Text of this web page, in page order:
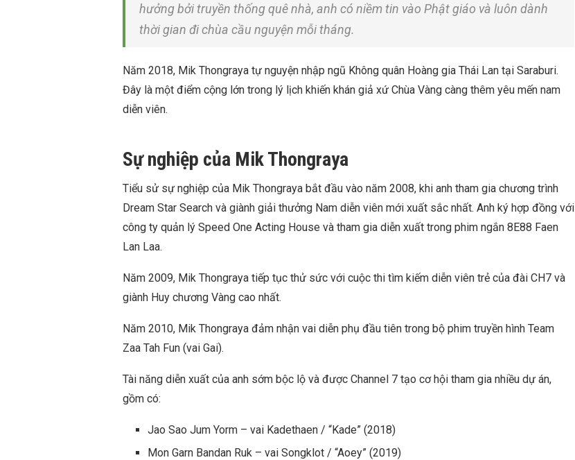
hưởng bởi truyền thống quê nhà, anh có niềm tin vào Phật giáo và luôn dành
thời gian đi chùa cầu nguyện mỗi tháng.
Năm 2018, Mik Thongraya tự nguyện nhập ngũ Không quân Hoàng gia Thái Lan tại Saraburi.
Đây là một điểm cộng lớn trong lý lịch khiến khán giả xứ Chùa Vàng càng thêm yêu mến nam
diễn viên.
Sự nghiệp của Mik Thongraya
Tiểu sử sự nghiệp của Mik Thongraya bắt đầu vào năm 2008, khi anh tham gia chương trình
Dream Star Search và giành giải thưởng Nam diễn viên mới xuất sắc nhất. Anh ký hợp đồng với
công ty quản lý Speed One Acting House và tham gia diễn xuất trong phim ngắn 8E88 Faen
Lan Laa.
Năm 2009, Mik Thongraya tiếp tục thử sức với cuộc thi tìm kiếm diễn viên trẻ của đài CH7 và
giành Huy chương Vàng cao nhất.
Năm 2010, Mik Thongraya đảm nhận vai diễn phụ đầu tiên trong bộ phim truyền hình Team
Zaa Tah Fun (vai Gai).
Tài năng diễn xuất của anh sớm bộc lộ và được Channel 7 tạo cơ hội tham gia nhiều dự án,
gồm có:
Jao Sao Jum Yorm – vai Kadethaen / “Kade” (2018)
Mon Garn Bandan Ruk – vai Songklot / “Aoey” (2019)